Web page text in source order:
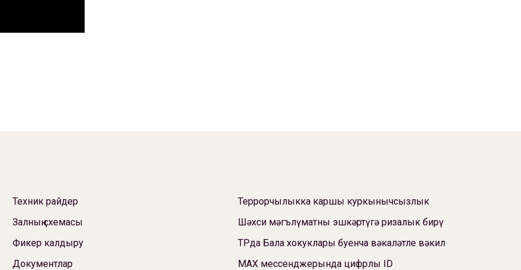
Техник райдер
Залның схемасы
Фикер калдыру
Документлар
Террорчылыкка каршы куркынычсызлык
Шәхси мәгълүматны эшкәртүгә ризалык бирү
ТРда Бала хокуклары буенча вәкаләтле вәкил
МАХ мессенджерында цифрлы ID